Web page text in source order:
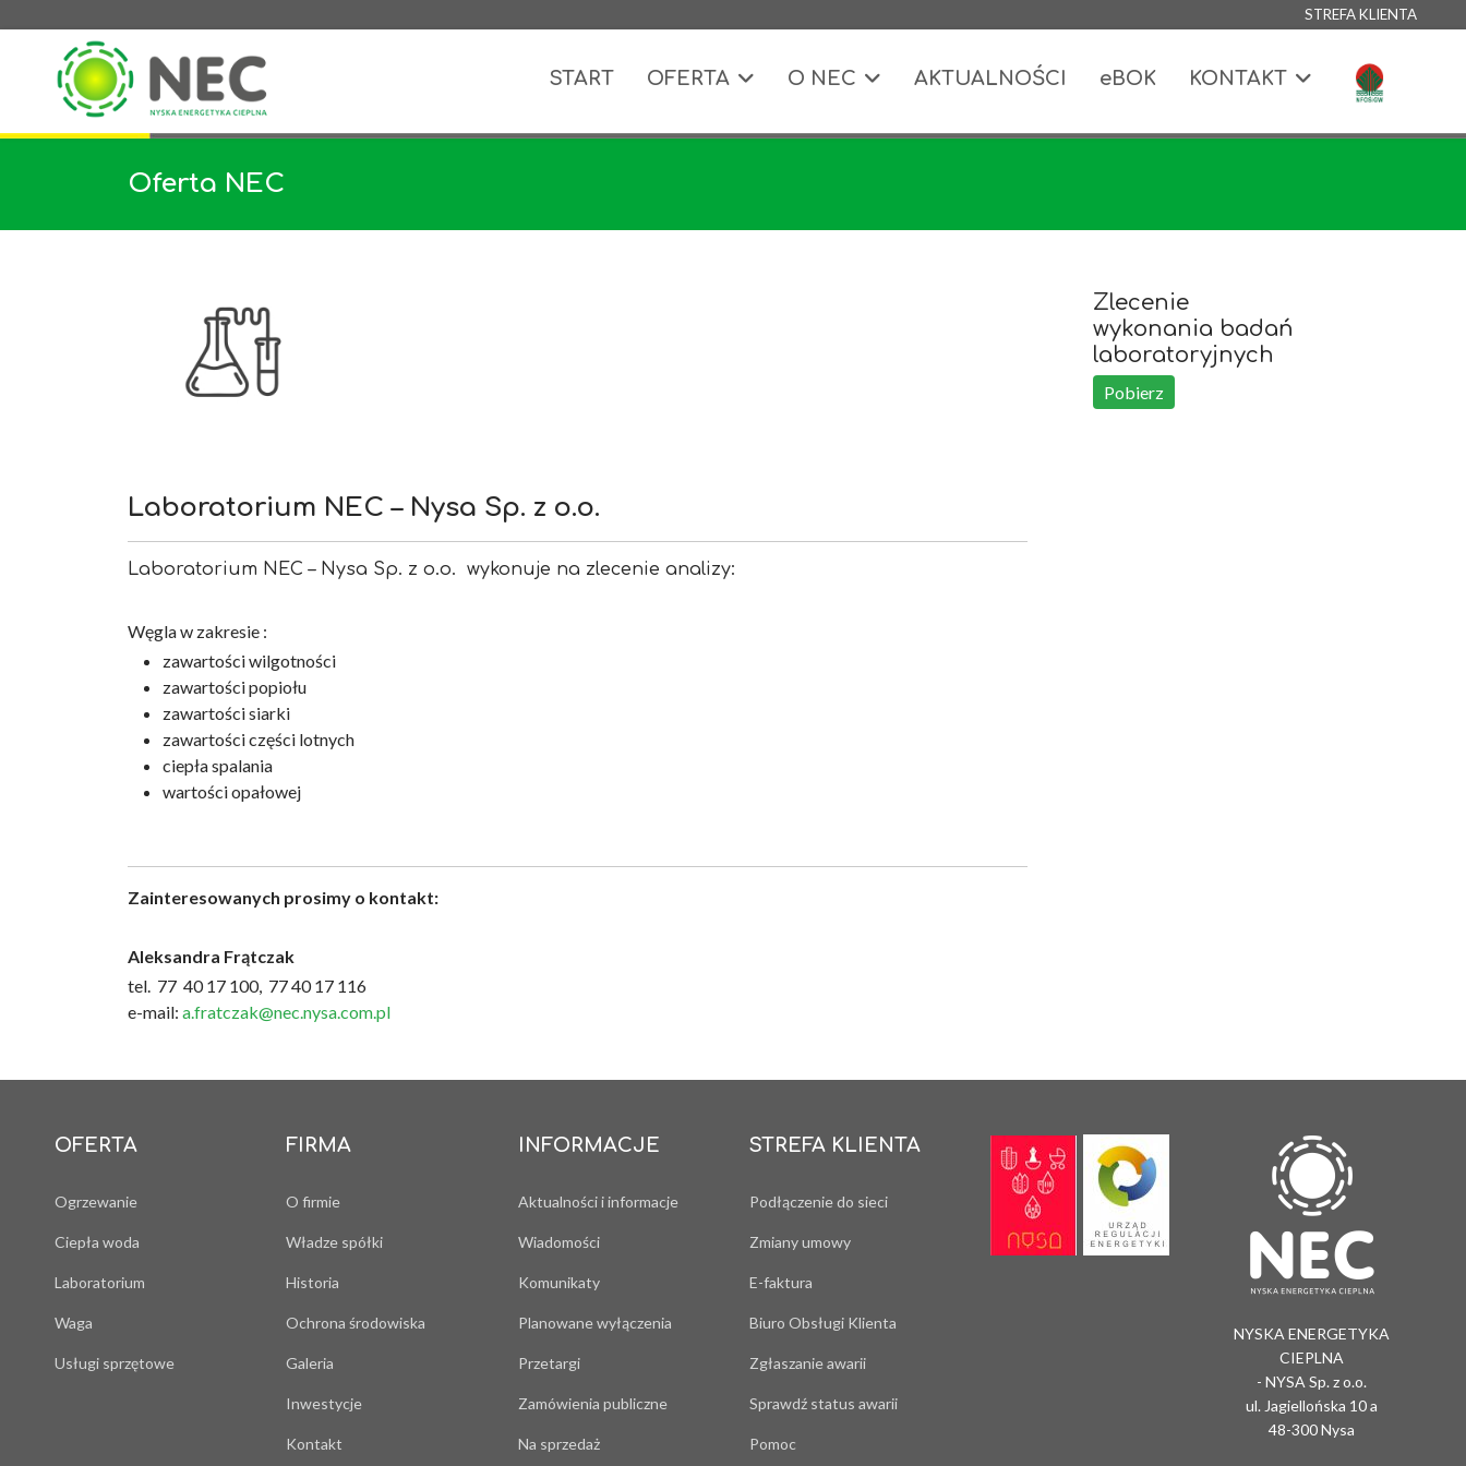
STREFA KLIENTA
START OFERTA O NEC AKTUALNOŚCI eBOK KONTAKT
Oferta NEC
Laboratorium NEC – Nysa Sp. z o.o.
Laboratorium NEC – Nysa Sp. z o.o. wykonuje na zlecenie analizy:
Węgla w zakresie :
zawartości wilgotności
zawartości popiołu
zawartości siarki
zawartości części lotnych
ciepła spalania
wartości opałowej
Zainteresowanych prosimy o kontakt:
Aleksandra Frątczak
tel. 77 40 17 100, 77 40 17 116
e-mail: a.fratczak@nec.nysa.com.pl
Zlecenie
wykonania badań
laboratoryjnych
Pobierz
OFERTA
Ogrzewanie
Ciepła woda
Laboratorium
Waga
Usługi sprzętowe
FIRMA
O firmie
Władze spółki
Historia
Ochrona środowiska
Galeria
Inwestycje
Kontakt
INFORMACJE
Aktualności i informacje
Wiadomości
Komunikaty
Planowane wyłączenia
Przetargi
Zamówienia publiczne
Na sprzedaż
STREFA KLIENTA
Podłączenie do sieci
Zmiany umowy
E-faktura
Biuro Obsługi Klienta
Zgłaszanie awarii
Sprawdź status awarii
Pomoc
NYSKA ENERGETYKA
CIEPLNA
- NYSA Sp. z o.o.
ul. Jagiellońska 10 a
48-300 Nysa